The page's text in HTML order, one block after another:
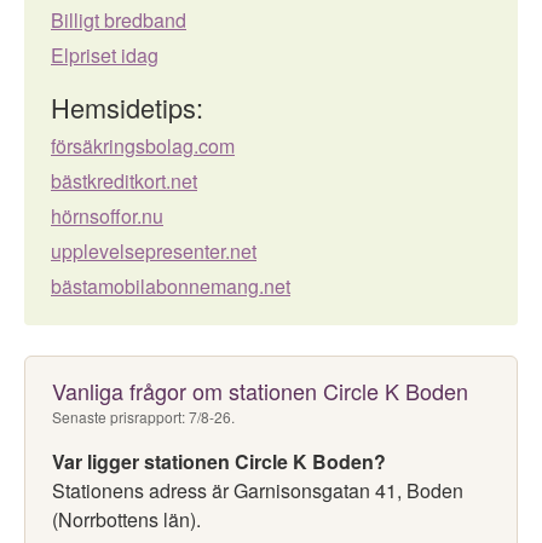
Billigt bredband
Elpriset idag
Hemsidetips:
försäkringsbolag.com
bästkreditkort.net
hörnsoffor.nu
upplevelsepresenter.net
bästamobilabonnemang.net
Vanliga frågor om stationen Circle K Boden
Senaste prisrapport: 7/8-26.
Var ligger stationen Circle K Boden?
Stationens adress är Garnisonsgatan 41, Boden
(Norrbottens län).